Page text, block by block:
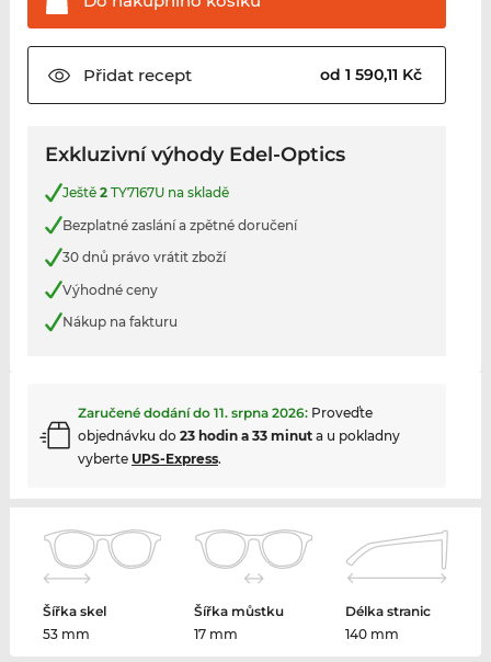
Přidatrecept od 1 590,11 Kč
Exkluzivní výhody Edel-Optics
Ještě 2TY7167U na skladě
Bezplatné zaslání a zpětné doručení
30 dnů právo vrátit zboží
Výhodné ceny
Nákup na fakturu
Zaručené dodání do 11. srpna 2026: Proveďte
objednávku do 23 hodin a 33 minuta u pokladny
vyberte UPS-Express.
Šířka skel
53 mm
Šířka můstku
17 mm
Délka stranic
140 mm